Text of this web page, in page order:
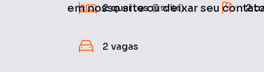
em nosso site ou deixar seu
2quartos (1 suíte) 2
2 vagas